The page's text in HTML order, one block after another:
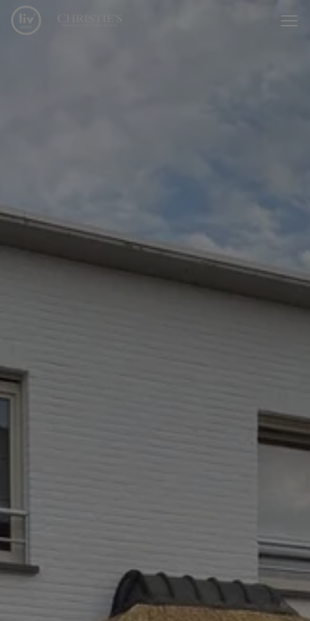
Menu overslaan en naar de inhoud gaan